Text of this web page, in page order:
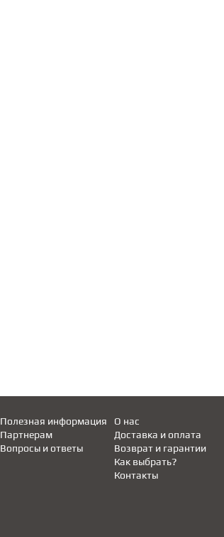
Полезная информация
Партнерам
Вопросы и ответы
Доставка и оплата
Возврат и гарантии
Как выбрать?
О нас
Контакты